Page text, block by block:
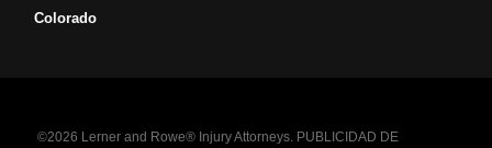
Colorado
©2026 Lerner and Rowe® Injury Attorneys. PUBLICIDAD DE